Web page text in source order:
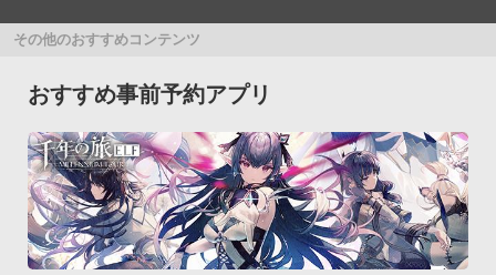
その他のおすすめコンテンツ
おすすめ事前予約アプリ